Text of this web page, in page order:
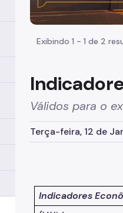
Exibindo 1 - 1 de 2
Válidos para o
Terça-feira, 12 de
Indicadores